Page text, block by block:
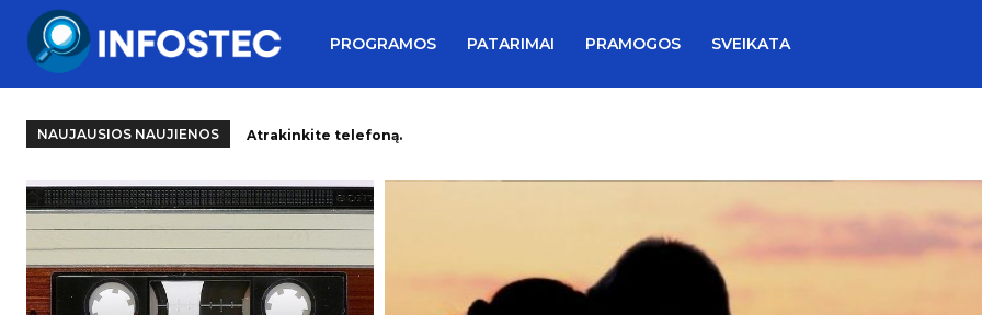
PROGRAMOS PATARIMAI PRAMOGOS SVEIKATA
NAUJAUSIOS NAUJIENOS Atrakinkite telefoną.
Raskite ieškomą asmenį.